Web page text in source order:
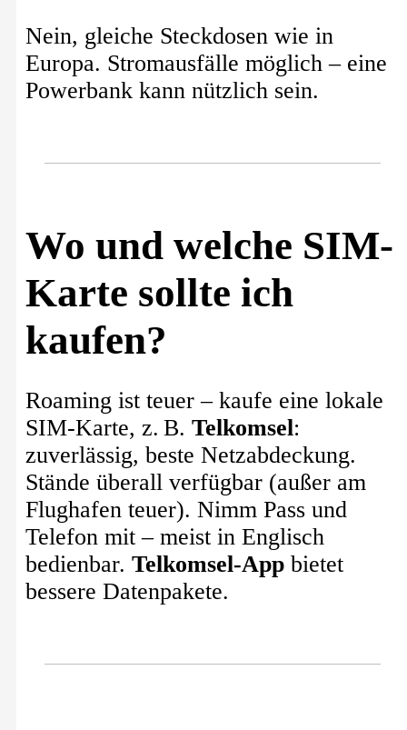
Nein, gleiche Steckdosen wie in
Europa. Stromausfälle möglich – eine
Powerbank kann nützlich sein.
Wo und welche SIM-
Karte sollte ich
kaufen?
Roaming ist teuer – kaufe eine lokale
SIM-Karte, z. B. Telkomsel:
zuverlässig, beste Netzabdeckung.
Stände überall verfügbar (außer am
Flughafen teuer). Nimm Pass und
Telefon mit – meist in Englisch
bedienbar. Telkomsel-App bietet
bessere Datenpakete.